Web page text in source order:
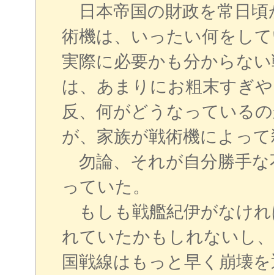
日本帝国の財政を常日頃
術機は、いったい何をし
実際に必要かも分からな
は、あまりにお粗末すぎ
反、何がどうなっている
が、家族が戦術機によっ
勿論、それが自分勝手
っていた。
もしも戦艦紀伊がなけれ
れていたかもしれないし
国戦線はもっと早く崩壊